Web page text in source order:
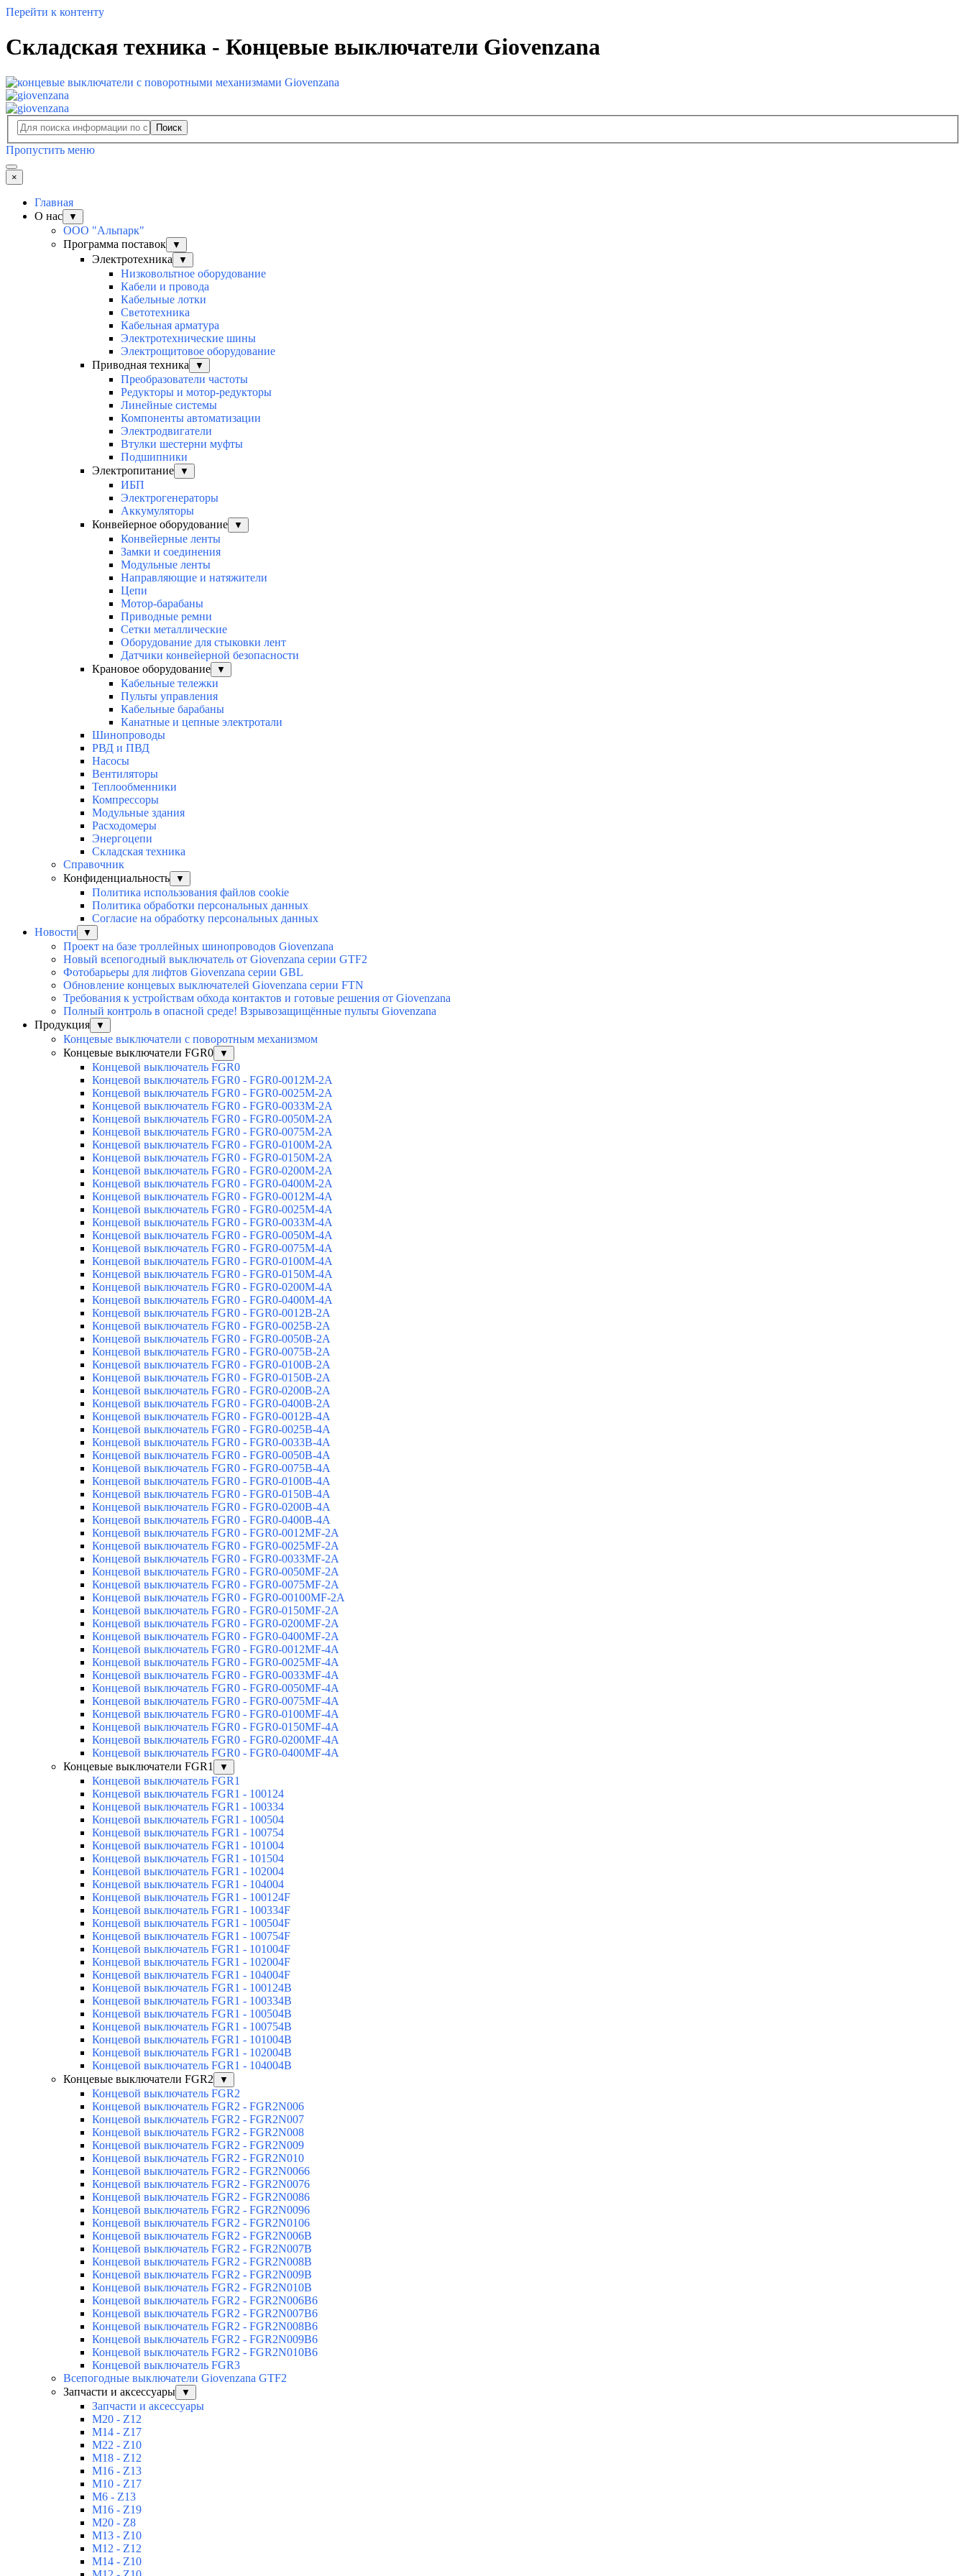
Перейти к контенту
Складская техника - Концевые выключатели Giovenzana
Поиск
Пропустить меню
×
Главная
О нас
▼
ООО "Альпарк"
Программа поставок
▼
Электротехника ▼
Низковольтное оборудование
Кабели и провода
Кабельные лотки
Светотехника
Кабельная арматура
Электротехнические шины
Электрощитовое оборудование
Приводная техника
▼
Преобразователи частоты
Редукторы и мотор-редукторы
Линейные системы
Компоненты автоматизации
Электродвигатели
Втулки шестерни муфты
Подшипники
Электропитание
▼
ИБП
Электрогенераторы
Аккумуляторы
Конвейерное оборудование
▼
Конвейерные ленты
Замки и соединения
Модульные ленты
Направляющие и натяжители
Цепи
Мотор-барабаны
Приводные ремни
Сетки металлические
Оборудование для стыковки лент
Датчики конвейерной безопасности
Крановое оборудование
▼
Кабельные тележки
Пульты управления
Кабельные барабаны
Канатные и цепные электротали
Шинопроводы
РВД и ПВД
Насосы
Вентиляторы
Теплообменники
Компрессоры
Модульные здания
Расходомеры
Энергоцепи
Складская техника
Справочник
Конфиденциальность
▼
Политика использования файлов cookie
Политика обработки персональных данных
Согласие на обработку персональных данных
Новости
▼
Проект на базе троллейных шинопроводов Giovenzana
Новый всепогодный выключатель от Giovenzana серии GTF2
Фотобарьеры для лифтов Giovenzana серии GBL
Обновление концевых выключателей Giovenzana серии FTN
Требования к устройствам обхода контактов и готовые решения от Giovenzana
Полный контроль в опасной среде! Взрывозащищённые пульты Giovenzana
Продукция
▼
Концевые выключатели с поворотным механизмом
Концевые выключатели FGR0
▼
Концевой выключатель FGR0
Концевой выключатель FGR0 - FGR0-0012M-2A
Концевой выключатель FGR0 - FGR0-0025M-2A
Концевой выключатель FGR0 - FGR0-0033M-2A
Концевой выключатель FGR0 - FGR0-0050M-2A
Концевой выключатель FGR0 - FGR0-0075M-2A
Концевой выключатель FGR0 - FGR0-0100M-2A
Концевой выключатель FGR0 - FGR0-0150M-2A
Концевой выключатель FGR0 - FGR0-0200M-2A
Концевой выключатель FGR0 - FGR0-0400M-2A
Концевой выключатель FGR0 - FGR0-0012M-4A
Концевой выключатель FGR0 - FGR0-0025M-4A
Концевой выключатель FGR0 - FGR0-0033M-4A
Концевой выключатель FGR0 - FGR0-0050M-4A
Концевой выключатель FGR0 - FGR0-0075M-4A
Концевой выключатель FGR0 - FGR0-0100M-4A
Концевой выключатель FGR0 - FGR0-0150M-4A
Концевой выключатель FGR0 - FGR0-0200M-4A
Концевой выключатель FGR0 - FGR0-0400M-4A
Концевой выключатель FGR0 - FGR0-0012B-2A
Концевой выключатель FGR0 - FGR0-0025B-2A
Концевой выключатель FGR0 - FGR0-0050B-2A
Концевой выключатель FGR0 - FGR0-0075B-2A
Концевой выключатель FGR0 - FGR0-0100B-2A
Концевой выключатель FGR0 - FGR0-0150B-2A
Концевой выключатель FGR0 - FGR0-0200B-2A
Концевой выключатель FGR0 - FGR0-0400B-2A
Концевой выключатель FGR0 - FGR0-0012B-4A
Концевой выключатель FGR0 - FGR0-0025B-4A
Концевой выключатель FGR0 - FGR0-0033B-4A
Концевой выключатель FGR0 - FGR0-0050B-4A
Концевой выключатель FGR0 - FGR0-0075B-4A
Концевой выключатель FGR0 - FGR0-0100B-4A
Концевой выключатель FGR0 - FGR0-0150B-4A
Концевой выключатель FGR0 - FGR0-0200B-4A
Концевой выключатель FGR0 - FGR0-0400B-4A
Концевой выключатель FGR0 - FGR0-0012MF-2A
Концевой выключатель FGR0 - FGR0-0025MF-2A
Концевой выключатель FGR0 - FGR0-0033MF-2A
Концевой выключатель FGR0 - FGR0-0050MF-2A
Концевой выключатель FGR0 - FGR0-0075MF-2A
Концевой выключатель FGR0 - FGR0-00100MF-2A
Концевой выключатель FGR0 - FGR0-0150MF-2A
Концевой выключатель FGR0 - FGR0-0200MF-2A
Концевой выключатель FGR0 - FGR0-0400MF-2A
Концевой выключатель FGR0 - FGR0-0012MF-4A
Концевой выключатель FGR0 - FGR0-0025MF-4A
Концевой выключатель FGR0 - FGR0-0033MF-4A
Концевой выключатель FGR0 - FGR0-0050MF-4A
Концевой выключатель FGR0 - FGR0-0075MF-4A
Концевой выключатель FGR0 - FGR0-0100MF-4A
Концевой выключатель FGR0 - FGR0-0150MF-4A
Концевой выключатель FGR0 - FGR0-0200MF-4A
Концевой выключатель FGR0 - FGR0-0400MF-4A
Концевые выключатели FGR1
▼
Концевой выключатель FGR1
Концевой выключатель FGR1 - 100124
Концевой выключатель FGR1 - 100334
Концевой выключатель FGR1 - 100504
Концевой выключатель FGR1 - 100754
Концевой выключатель FGR1 - 101004
Концевой выключатель FGR1 - 101504
Концевой выключатель FGR1 - 102004
Концевой выключатель FGR1 - 104004
Концевой выключатель FGR1 - 100124F
Концевой выключатель FGR1 - 100334F
Концевой выключатель FGR1 - 100504F
Концевой выключатель FGR1 - 100754F
Концевой выключатель FGR1 - 101004F
Концевой выключатель FGR1 - 102004F
Концевой выключатель FGR1 - 104004F
Концевой выключатель FGR1 - 100124B
Концевой выключатель FGR1 - 100334B
Концевой выключатель FGR1 - 100504B
Концевой выключатель FGR1 - 100754B
Концевой выключатель FGR1 - 101004B
Концевой выключатель FGR1 - 102004B
Концевой выключатель FGR1 - 104004B
Концевые выключатели FGR2
▼
Концевой выключатель FGR2
Концевой выключатель FGR2 - FGR2N006
Концевой выключатель FGR2 - FGR2N007
Концевой выключатель FGR2 - FGR2N008
Концевой выключатель FGR2 - FGR2N009
Концевой выключатель FGR2 - FGR2N010
Концевой выключатель FGR2 - FGR2N0066
Концевой выключатель FGR2 - FGR2N0076
Концевой выключатель FGR2 - FGR2N0086
Концевой выключатель FGR2 - FGR2N0096
Концевой выключатель FGR2 - FGR2N0106
Концевой выключатель FGR2 - FGR2N006B
Концевой выключатель FGR2 - FGR2N007B
Концевой выключатель FGR2 - FGR2N008B
Концевой выключатель FGR2 - FGR2N009B
Концевой выключатель FGR2 - FGR2N010B
Концевой выключатель FGR2 - FGR2N006B6
Концевой выключатель FGR2 - FGR2N007B6
Концевой выключатель FGR2 - FGR2N008B6
Концевой выключатель FGR2 - FGR2N009B6
Концевой выключатель FGR2 - FGR2N010B6
Концевой выключатель FGR3
Всепогодные выключатели Giovenzana GTF2
Запчасти и аксессуары
▼
Запчасти и аксессуары
M20 - Z12
M14 - Z17
M22 - Z10
M18 - Z12
M16 - Z13
M10 - Z17
M6 - Z13
M16 - Z19
M20 - Z8
M13 - Z10
M12 - Z12
M14 - Z10